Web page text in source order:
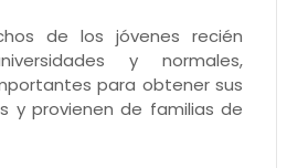
de los jóvenes recién
y normales,
para obtener sus
y provienen de familias de